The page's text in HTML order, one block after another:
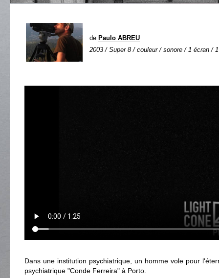
de Paulo ABREU
2003 / Super 8 / couleur / sonore / 1 écran /
Dans une institution psychiatrique, un homme vole pour
psychiatrique "Conde Ferreira" à Porto.